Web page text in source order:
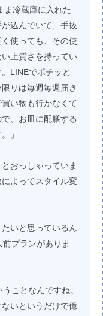
ま冷蔵庫に入れた
込んでいて、手抜
使っても、その使
上質さを持ってい
LINEでポチッと
りは毎週毎週届き
い物も行かなくて
、お皿に配膳する
」
おっしゃっていま
よってスタイル変
いと思っているん
プランがありま
ことなんですね。
いというだけで億